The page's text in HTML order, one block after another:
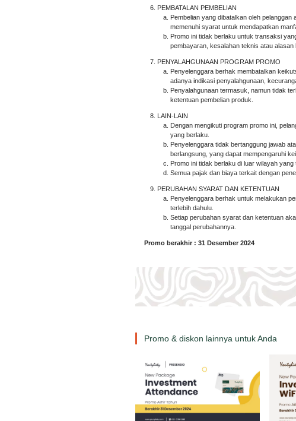
PEMBATALAN PEMBELIAN
Pembelian yang dibatalkan oleh
memenuhi syarat untuk mendapatkan
Promo ini tidak berlaku untuk transaksi
pembayaran, kesalahan teknis atau alasan
PENYALAHGUNAAN PROGRAM PROMO
Penyelenggara berhak membatalkan
adanya indikasi penyalahgunaan,
Penyalahgunaan termasuk, namun tidak
ketentuan pembelian produk.
LAIN-LAIN
Dengan mengikuti program promo ini,
yang berlaku.
Penyelenggara tidak bertanggung jawab
berlangsung, yang dapat mempengaruhi
Promo ini tidak berlaku di luar wilayah
Semua pajak dan biaya terkait dengan
PERUBAHAN SYARAT DAN KETENTUAN
Penyelenggara berhak untuk melakukan
terlebih dahulu.
Setiap perubahan syarat dan ketentuan
tanggal perubahannya.
Promo berakhir : 31 Desember 2024
Promo & diskon lainnya untuk Anda